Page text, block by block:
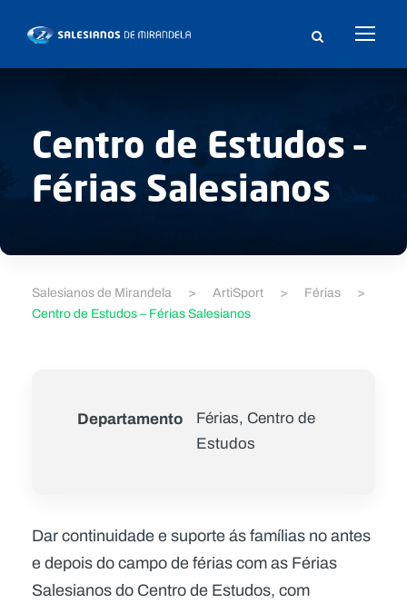
Centro de Estudos –
Férias Salesianos
Salesianos de Mirandela > ArtiSport > Férias
>
Centro de Estudos – Férias Salesianos
Departamento
Férias, Centro de
Estudos
Dar continuidade e suporte ás famílias no antes
e depois do campo de férias com as Férias
Salesianos do Centro de Estudos, com